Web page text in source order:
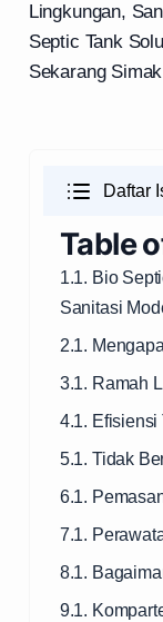
Lingkungan,
Septic Tank
Sekarang
Daftar
Table
1.1. Bio
Sanitasi
2.1.
3.1. Ramah
4.1. Efisiensi
5.1. Tidak
6.1.
7.1.
8.1.
9.1.